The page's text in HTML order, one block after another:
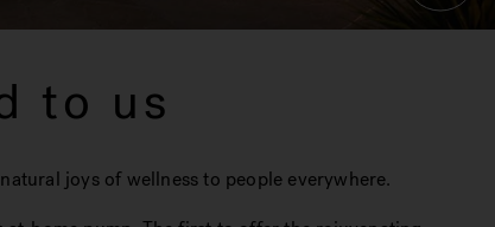
to us
joys of wellness to people everywhere.